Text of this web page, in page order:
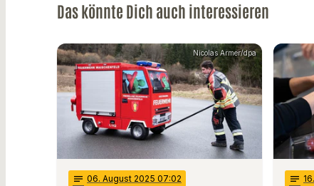
Das könnte Dich auch interessieren
Nicolas Armer/dpa
notes 06. August 2025 07:02 notes 16